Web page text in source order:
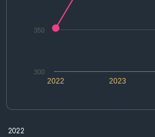
2022 2023
300
350
2022